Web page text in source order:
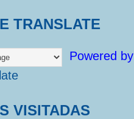
TRANSLATE
Powered by
VISITADAS